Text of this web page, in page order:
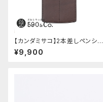
【カンダミサコ】2本差しペンシー
ス・ミネルバボックス (カスター
ニョ)
¥9,900